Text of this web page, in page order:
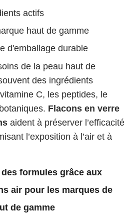
actifs
haut de gamme
d'emballage durable
de la peau haut de
des ingrédients
C, les peptides, le
Flacons en verre
aident à préserver l’efficacité
l’exposition à l’air et à
formules grâce aux
air pour les marques de
de gamme